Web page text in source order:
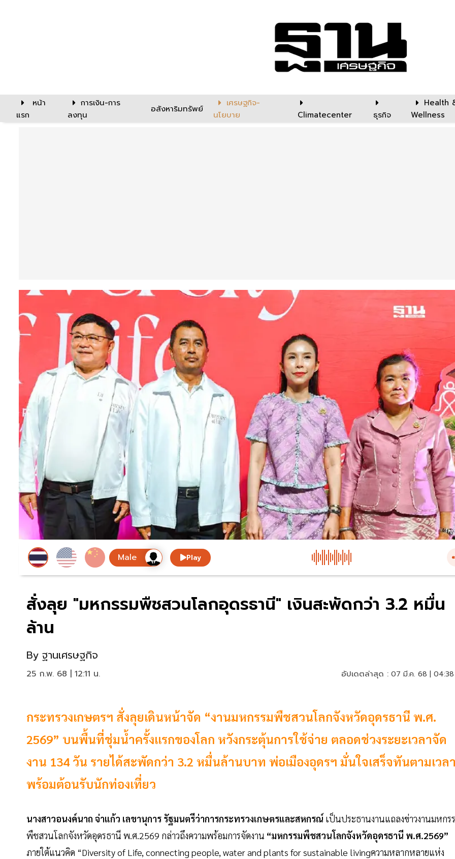
หน้า
แรก
การเงิน-การ
ลงทุน
อสังหาริมทรัพย์
เศรษฐกิจ-
นโยบาย
Climatecenter ธุรกิจ
Health
Wellness
Play
สั่งลุย "มหกรรมพืชสวนโลกอุดรธานี" เงินสะพัดกว่า 3.2 หมื่น
ล้าน
By ฐานเศรษฐกิจ
25 ก.พ. 68 | 12:11 น. อัปเดตล่าสุด : 07 มี.ค. 68 |
กระทรวงเกษตรฯ สั่งลุยเดินหน้าจัด “งานมหกรรมพืชสวนโลกจังหวัดอุดรธานี พ.ศ.
2569” บนพื้นที่ชุ่มน้ำครั้งแรกของโลก หวังกระตุ้นการใช้จ่าย ตลอดช่วงระยะเวลาจัด
งาน 134 วัน รายได้สะพัดกว่า 3.2 หมื่นล้านบาท พ่อเมืองอุดรฯ มั่นใจเสร็จทันตามเวล
พร้อมต้อนรับนักท่องเที่ยว
นางสาวอนงค์นาถ จ่าแก้ว เลขานุการ รัฐมนตรีว่าการกระทรวงเกษตรและสหกรณ์ เป็นประธานงานแถลงข่าวงานมหกร
พืชสวนโลกจังหวัดอุดรธานี พ.ศ.2569 กล่าวถึงความพร้อมการจัดงาน “มหกรรมพืชสวนโลกจังหวัดอุดรธานี พ.ศ.2569”
ภายใต้แนวคิด “Diversity of Life, connecting people, water and plants for sustainable livingความหลากหลายแห่ง